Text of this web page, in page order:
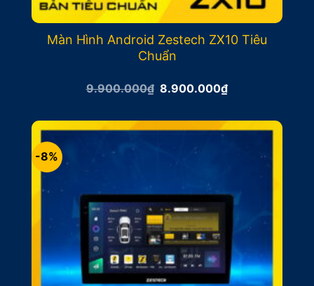
Màn Hình Android Zestech ZX10 Tiêu
Chuẩn
9.900.000₫ Giá
9.900.000₫.
8.900.000₫Giá
là:
8.900.000₫.
-8%